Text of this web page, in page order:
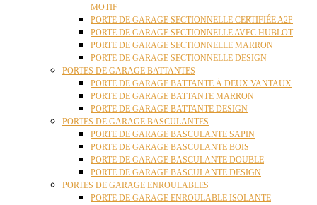
MOTIF
PORTE DE GARAGE SECTIONNELLE CERTIFIÉE A2P
PORTE DE GARAGE SECTIONNELLE AVEC HUBLOT
PORTE DE GARAGE SECTIONNELLE MARRON
PORTE DE GARAGE SECTIONNELLE DESIGN
PORTES DE GARAGE BATTANTES
PORTE DE GARAGE BATTANTE À DEUX VANTAUX
PORTE DE GARAGE BATTANTE MARRON
PORTE DE GARAGE BATTANTE DESIGN
PORTES DE GARAGE BASCULANTES
PORTE DE GARAGE BASCULANTE SAPIN
PORTE DE GARAGE BASCULANTE BOIS
PORTE DE GARAGE BASCULANTE DOUBLE
PORTE DE GARAGE BASCULANTE DESIGN
PORTES DE GARAGE ENROULABLES
PORTE DE GARAGE ENROULABLE ISOLANTE